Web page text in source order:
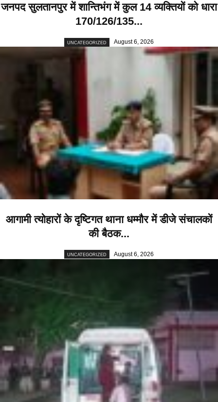
जनपद सुलतानपुर में शान्तिभंग में कुल 14 व्यक्तियों को धारा
170/126/135...
UNCATEGORIZED August 6, 2026
आगामी त्योहारों के दृष्टिगत थाना धम्मौर में डीजे संचालकों
की बैठक...
UNCATEGORIZED August 6, 2026